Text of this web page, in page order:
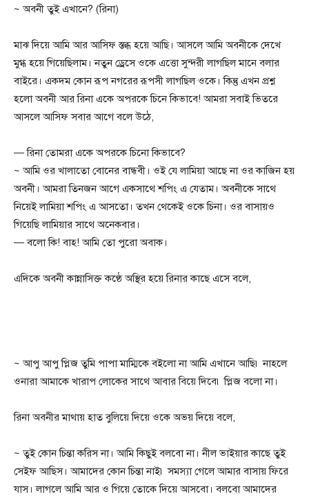
~ অবনী তুই এখানে? (রিনা)
মাঝ দিয়ে আমি আর আসিফ স্তব্ধ হয়ে আছি। আসলে আমি অবনীকে দেখে
মুগ্ধ হয়ে গিয়েছিলাম। নতুন ড্রেসে ওকে এত্তো সুন্দরী লাগছিল মানে বলার
বাইরে। একদম কোন রূপ নগরের রূপসী লাগছিল ওকে। কিন্তু এখন প্রশ্ন
হলো অবনী আর রিনা একে অপরকে চিনে কিভাবে! আমরা সবাই ভিতরে
আসলে আসিফ সবার আগে বলে উঠে,
— রিনা তোমরা একে অপরকে চিনো কিভাবে?
~ আমি ওর খালাতো বোনের বান্ধবী। ওই যে লামিয়া আছে না ওর কাজিন হয়
অবনী। আমরা তিনজন আগে একসাথে শপিং এ যেতাম। অবনীকে সাথে
নিয়েই লামিয়া শপিং এ আসতো। তখন থেকেই ওকে চিনা। ওর বাসায়ও
গিয়েছি লামিয়ার সাথে অনেকবার।
— বলো কি! বাহ! আমি তো পুরো অবাক।
এদিকে অবনী কান্নাসিক্ত কণ্ঠে অস্থির হয়ে রিনার কাছে এসে বলে,
~ আপু আপু প্লিজ তুমি পাপা মাম্মিকে বইলো না আমি এখানে আছি৷ নাহলে
ওনারা আমাকে খারাপ লোকের সাথে আবার বিয়ে দিবে৷ প্লিজ বলো না।
রিনা অবনীর মাথায় হাত বুলিয়ে দিয়ে ওকে অভয় দিয়ে বলে,
~ তুই কোন চিন্তা করিস না। আমি কিছুই বলবো না। নীল ভাইয়ার কাছে তুই
সেইফ আছিস। আমাদের কোন চিন্তা নাই৷ সমস্যা গেলে আমার বাসায় ফিরে
যাস। লাগলে আমি আর ও গিয়ে তোকে দিয়ে আসবো। বলবো আমাদের